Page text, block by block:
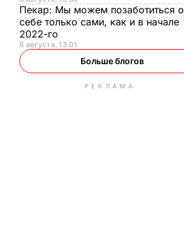
Пекар: Мы можем позаботиться о
себе только сами, как и в начале
2022-го
6 августа, 13.01
Больше блогов
РЕКЛАМА